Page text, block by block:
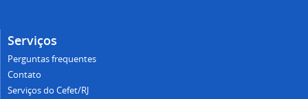
Serviços
Perguntas frequentes
Contato
Serviços do Cefet/RJ